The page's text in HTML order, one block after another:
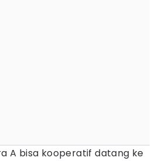
A bisa kooperatif datang ke